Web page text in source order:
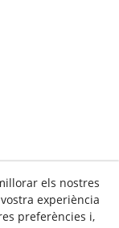
els nostres
experiència
preferències i,